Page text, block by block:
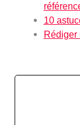
10
Rédiger